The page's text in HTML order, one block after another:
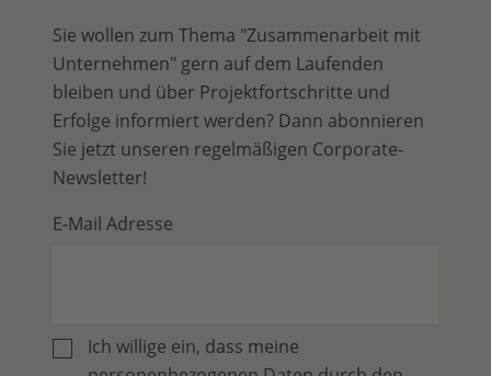
Sie wollen zum Thema "Zusammenarbeit mit
Unternehmen" gern auf dem Laufenden
bleiben und über Projektfortschritte und
Erfolge informiert werden? Dann abonnieren
Sie jetzt unseren regelmäßigen Corporate-
Newsletter!
E-Mail Adresse
Ich willige ein, dass meine